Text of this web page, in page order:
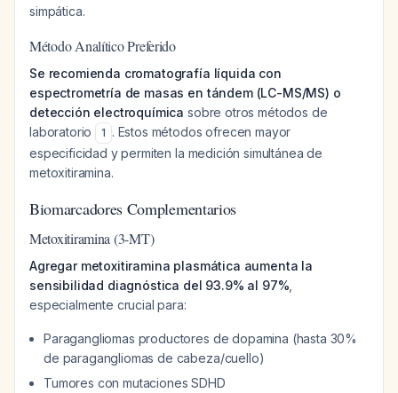
simpática.
Método Analítico Preferido
Se recomienda cromatografía líquida con
espectrometría de masas en tándem (LC-MS/MS) o
detección electroquímica sobre otros métodos de
laboratorio
1 . Estos métodos ofrecen mayor
especificidad y permiten la medición simultánea de
metoxitiramina.
Biomarcadores Complementarios
Metoxitiramina (3-MT)
Agregar metoxitiramina plasmática aumenta la
sensibilidad diagnóstica del 93.9% al 97%
especialmente crucial para:
Paragangliomas productores de dopamina (hasta 30%
de paragangliomas de cabeza/cuello)
Tumores con mutaciones SDHD